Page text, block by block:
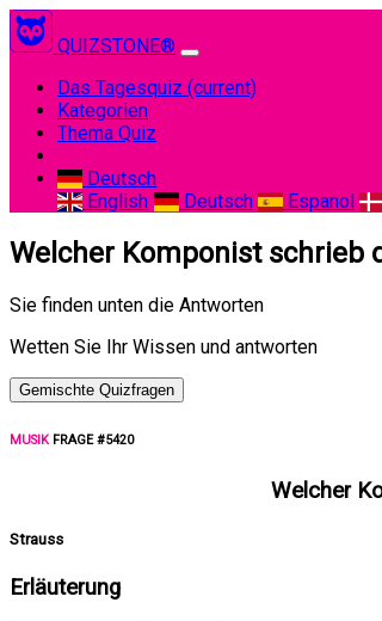
QUIZSTONE®
Das Tagesquiz (current)
Kategorien
Thema Quiz
Deutsch
English
Deutsch Espanol
Welcher Komponist schrieb
Sie finden unten die Antworten
Wetten Sie Ihr Wissen und antworten
Gemischte Quizfragen
MUSIKFRAGE #5420
Welcher
Strauss
Erläuterung